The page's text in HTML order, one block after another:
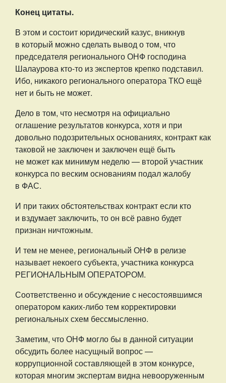
Конец цитаты.
В этом и состоит юридический казус, вникнув
в который можно сделать вывод о том, что
председателя регионального ОНФ господина
Шалаурова кто-то из экспертов крепко подставил.
Ибо, никакого регионального оператора ТКО ещё
нет и быть не может.
Дело в том, что несмотря на официально
оглашение результатов конкурса, хотя и при
довольно подозрительных основаниях, контракт как
таковой не заключен и заключен ещё быть
не может как минимум неделю — второй участник
конкурса по веским основаниям подал жалобу
в ФАС.
И при таких обстоятельствах контракт если кто
и вздумает заключить, то он всё равно будет
признан ничтожным.
И тем не менее, региональный ОНФ в релизе
называет некоего субъекта, участника конкурса
РЕГИОНАЛЬНЫМ ОПЕРАТОРОМ.
Соответственно и обсуждение с несостоявшимся
оператором каких-либо тем корректировки
региональных схем бессмысленно.
Заметим, что ОНФ могло бы в данной ситуации
обсудить более насущный вопрос —
коррупционной составляющей в этом конкурсе,
которая многим экспертам видна невооруженным